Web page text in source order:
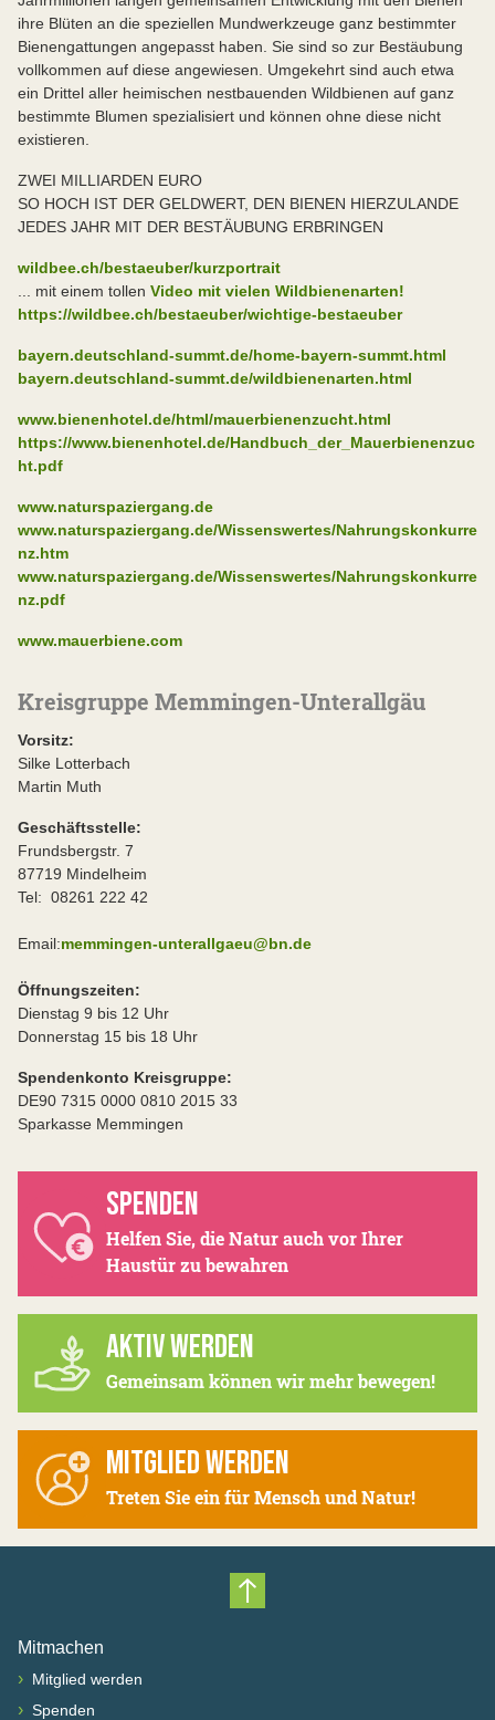
ihre Blüten an die speziellen Mundwerkzeuge ganz bestimmter
Bienengattungen angepasst haben. Sie sind so zur Bestäubung
vollkommen auf diese angewiesen. Umgekehrt sind auch etwa
ein Drittel aller heimischen nestbauenden Wildbienen auf ganz
bestimmte Blumen spezialisiert und können ohne diese nicht
existieren.
ZWEI MILLIARDEN EURO
SO HOCH IST DER GELDWERT, DEN BIENEN HIERZULANDE
JEDES JAHR MIT DER BESTÄUBUNG ERBRINGEN
wildbee.ch/bestaeuber/kurzportrait
... mit einem tollen Video mit vielen Wildbienenarten!
https://wildbee.ch/bestaeuber/wichtige-bestaeuber
bayern.deutschland-summt.de/home-bayern-summt.html
bayern.deutschland-summt.de/wildbienenarten.html
www.bienenhotel.de/html/mauerbienenzucht.html
https://www.bienenhotel.de/Handbuch_der_Mauerbienenzuc
ht.pdf
www.naturspaziergang.de
www.naturspaziergang.de/Wissenswertes/Nahrungskonkurre
nz.htm
www.naturspaziergang.de/Wissenswertes/Nahrungskonkurre
nz.pdf
www.mauerbiene.com
Kreisgruppe Memmingen-Unterallgäu
Vorsitz:
Silke Lotterbach
Martin Muth
Geschäftsstelle:
Frundsbergstr. 7
87719 Mindelheim
Tel: 08261 222 42
Email:memmingen-unterallgaeu@bn.de
Öffnungszeiten:
Dienstag 9 bis 12 Uhr
Donnerstag 15 bis 18 Uhr
Spendenkonto Kreisgruppe:
DE90 7315 0000 0810 2015 33
Sparkasse Memmingen
SPENDEN
Helfen Sie, die Natur auch vor Ihrer
Haustür zu bewahren
AKTIV WERDEN
Gemeinsam können wir mehr bewegen!
MITGLIED WERDEN
Treten Sie ein für Mensch und Natur!
Nach oben scrollen
Mitmachen
› Mitglied werden
› Spenden